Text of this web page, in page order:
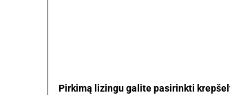
Pirkimą lizingu galite pasirinkti